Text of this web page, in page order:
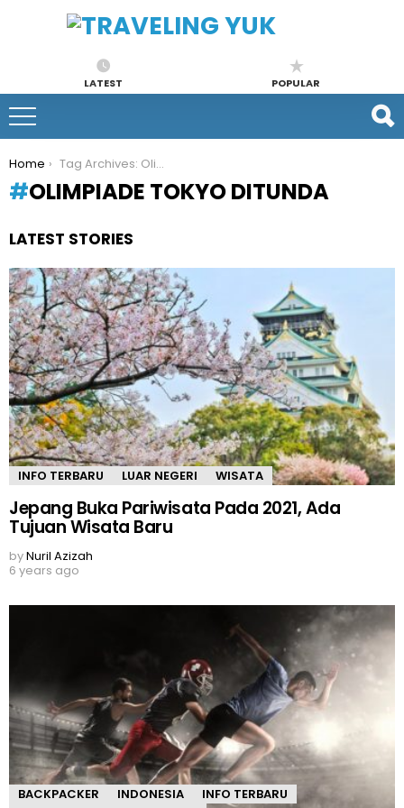
LATEST POPULAR
You are here:
Home Tag Archives: Olimpiade Tokyo Ditunda
OLIMPIADE TOKYO DITUNDA
LATEST STORIES
INFO TERBARU LUAR NEGERI WISATA
Jepang Buka Pariwisata Pada 2021, Ada
Tujuan Wisata Baru
byNuril Azizah
6 years ago
BACKPACKER INDONESIA
INFO TERBARU